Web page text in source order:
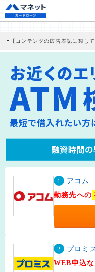
【コンテンツの広告表記に関して
社に対して企業から紹介報酬が支
商品を根拠なくPRするものでは
どに基づき、公平性を担保した情
>提携企業一覧
1
アコム
勤務先への
2
プロミ
WEB申込な